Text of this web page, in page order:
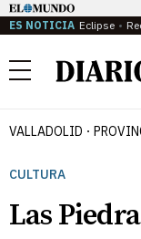
ES NOTICIA Eclipse
Menú
VALLADOLID
CULTURA
Las